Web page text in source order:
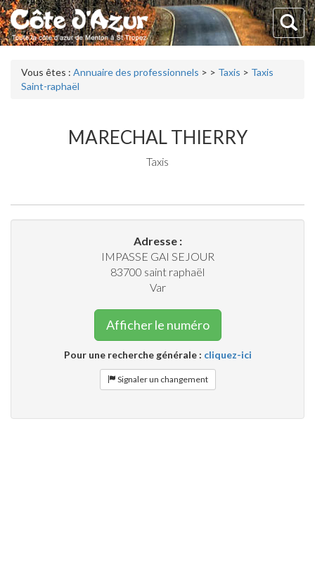
Vous êtes : Annuaire des professionnels > > Taxis > Taxis
Saint-raphaël
MARECHAL THIERRY
Taxis
Adresse :
IMPASSE GAI SEJOUR
83700 saint raphaël
Var
Afficher le numéro
Pour une recherche générale : cliquez-ici
Signaler un changement